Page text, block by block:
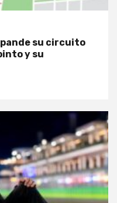
su circuito
y su